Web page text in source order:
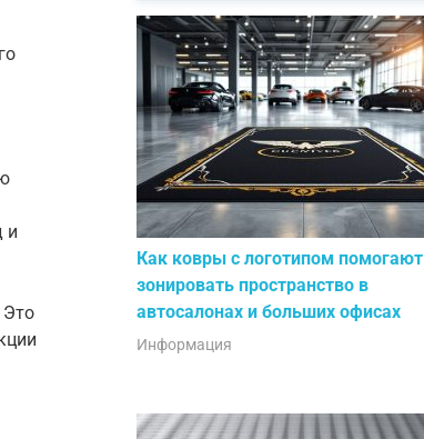
и
Это
Как ковры с логотипом помогают
зонировать пространство в
автосалонах и больших офисах
Информация